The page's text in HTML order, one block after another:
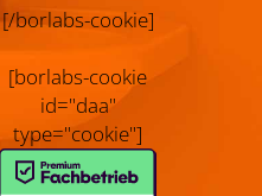
[/borlabs-cookie]
[borlabs-cookie
id="daa"
type="cookie"]